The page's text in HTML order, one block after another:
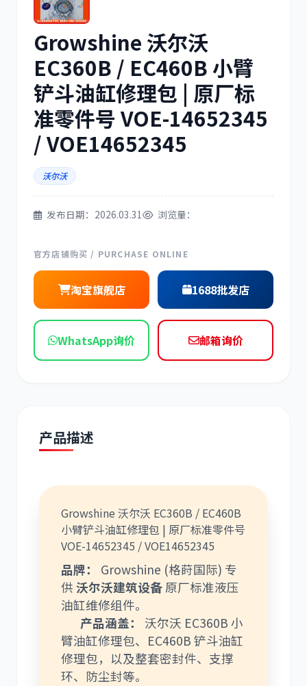
三菱 博世
洋马
斗山 三一
奔驰 加藤
Growshine 沃尔沃
EC360B / EC460B 小臂
铲斗油缸修理包 | 原厂标
准零件号 VOE-14652345
/ VOE14652345
沃尔沃
发布日期：2026.03.31 浏览量：
官方店铺购买 / PURCHASE ONLINE
淘宝旗舰店 1688批发店
WhatsApp询价 邮箱询价
产品描述
Growshine 沃尔沃 EC360B / EC460B
小臂铲斗油缸修理包 | 原厂标准零件号
VOE-14652345 / VOE14652345
品牌：
Growshine (格莳国际) 专
供 沃尔沃建筑设备原厂标准液压
油缸维修组件。
产品涵盖：
沃尔沃 EC360B 小
臂油缸修理包、EC460B 铲斗油缸
修理包，以及整套密封件、支撑
环、防尘封等。